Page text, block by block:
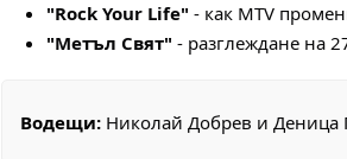
"Rock Your Life" - как MTV
"Метъл Свят" - разглеждане на
Водещи: Николай Добрев и Деница